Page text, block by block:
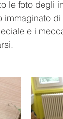
le foto degli
immaginato
e i